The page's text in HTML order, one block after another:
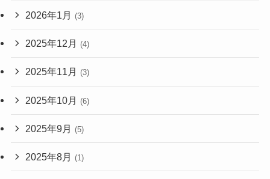
2026年1月 (3)
2025年12月 (4)
2025年11月 (3)
2025年10月 (6)
2025年9月 (5)
2025年8月 (1)